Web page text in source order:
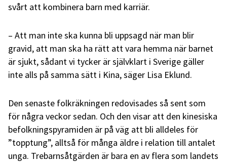
svårt att kombinera barn med karriär.
– Att man inte ska kunna bli uppsagd när man blir
gravid, att man ska ha rätt att vara hemma när barnet
är sjukt, sådant vi tycker är självklart i Sverige gäller
inte alls på samma sätt i Kina, säger Lisa Eklund.
Den senaste folkräkningen redovisades så sent som
för några veckor sedan. Och den visar att den kinesiska
befolkningspyramiden är på väg att bli alldeles för
”topptung”, alltså för många äldre i relation till antalet
unga. Trebarnsåtgärden är bara en av flera som landets